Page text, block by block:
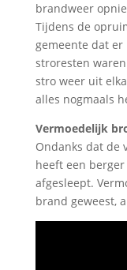
brandweer
Tijdens de
gemeente dat er
stroresten
stro weer uit
alles nogmaals
Vermoedelijk
Ondanks dat de
heeft een
afgesleept.
brand geweest,